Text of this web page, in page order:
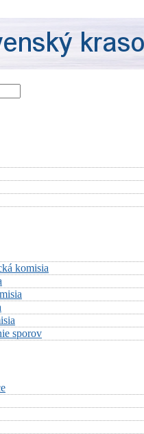
komisia
sporov